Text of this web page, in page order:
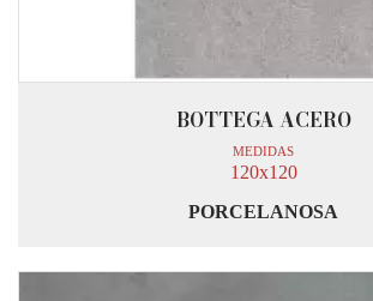
BOTTEGA ACERO
MEDIDAS
120x120
PORCELANOSA